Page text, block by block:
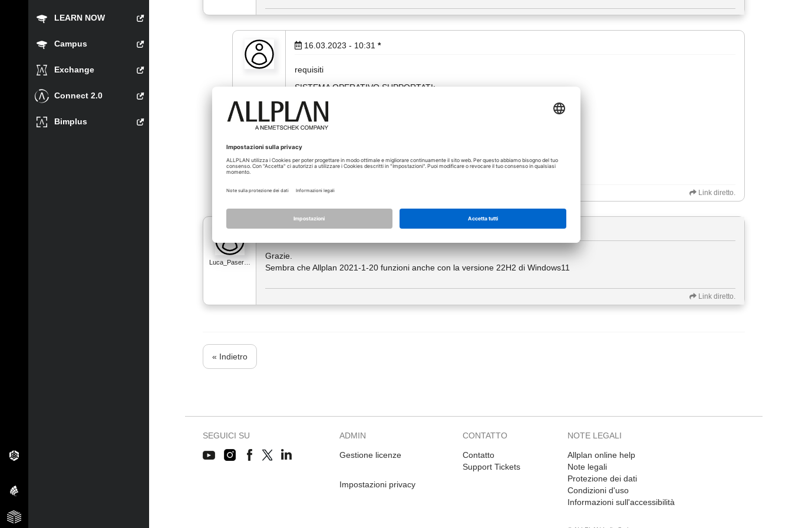
LEARN NOW
Campus
Exchange
Connect 2.0
Bimplus
16.03.2023 - 10:31 *
requisiti
SISTEMA OPERATIVO SUPPORTATI:
Windows 11, versione 21H2 (da Allplan 2021-1-13)
Windows 10, 64 bit, versione 1909*
Windows 8.1, 64 bit
Windows Server 2016, Standard Edition (per Citrix)
Windows Server 2012 R2, Standard-Edition (per Citrix)
Link diretto.
Luca_Paser…
17.03.2023 - 10:57
Grazie.
Sembra che Allplan 2021-1-20 funzioni anche con la versione 22H2 di Windows11
Link diretto.
« Indietro
SEGUICI SU ADMIN
Gestione licenze
Impostazioni privacy
CONTATTO
Contatto
Support Tickets
NOTE LEGALI
Allplan online help
Note legali
Protezione dei dati
Condizioni d'uso
Informazioni sull'accessibilità